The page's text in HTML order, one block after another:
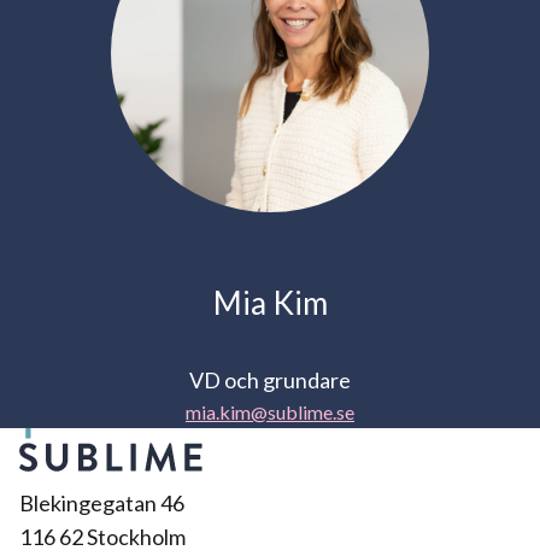
Mia Kim
VD och grundare
mia.kim@sublime.se
Blekingegatan 46
116 62 Stockholm